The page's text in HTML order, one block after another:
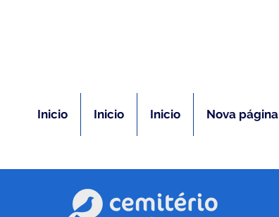
Inicio Inicio Inicio Nova página